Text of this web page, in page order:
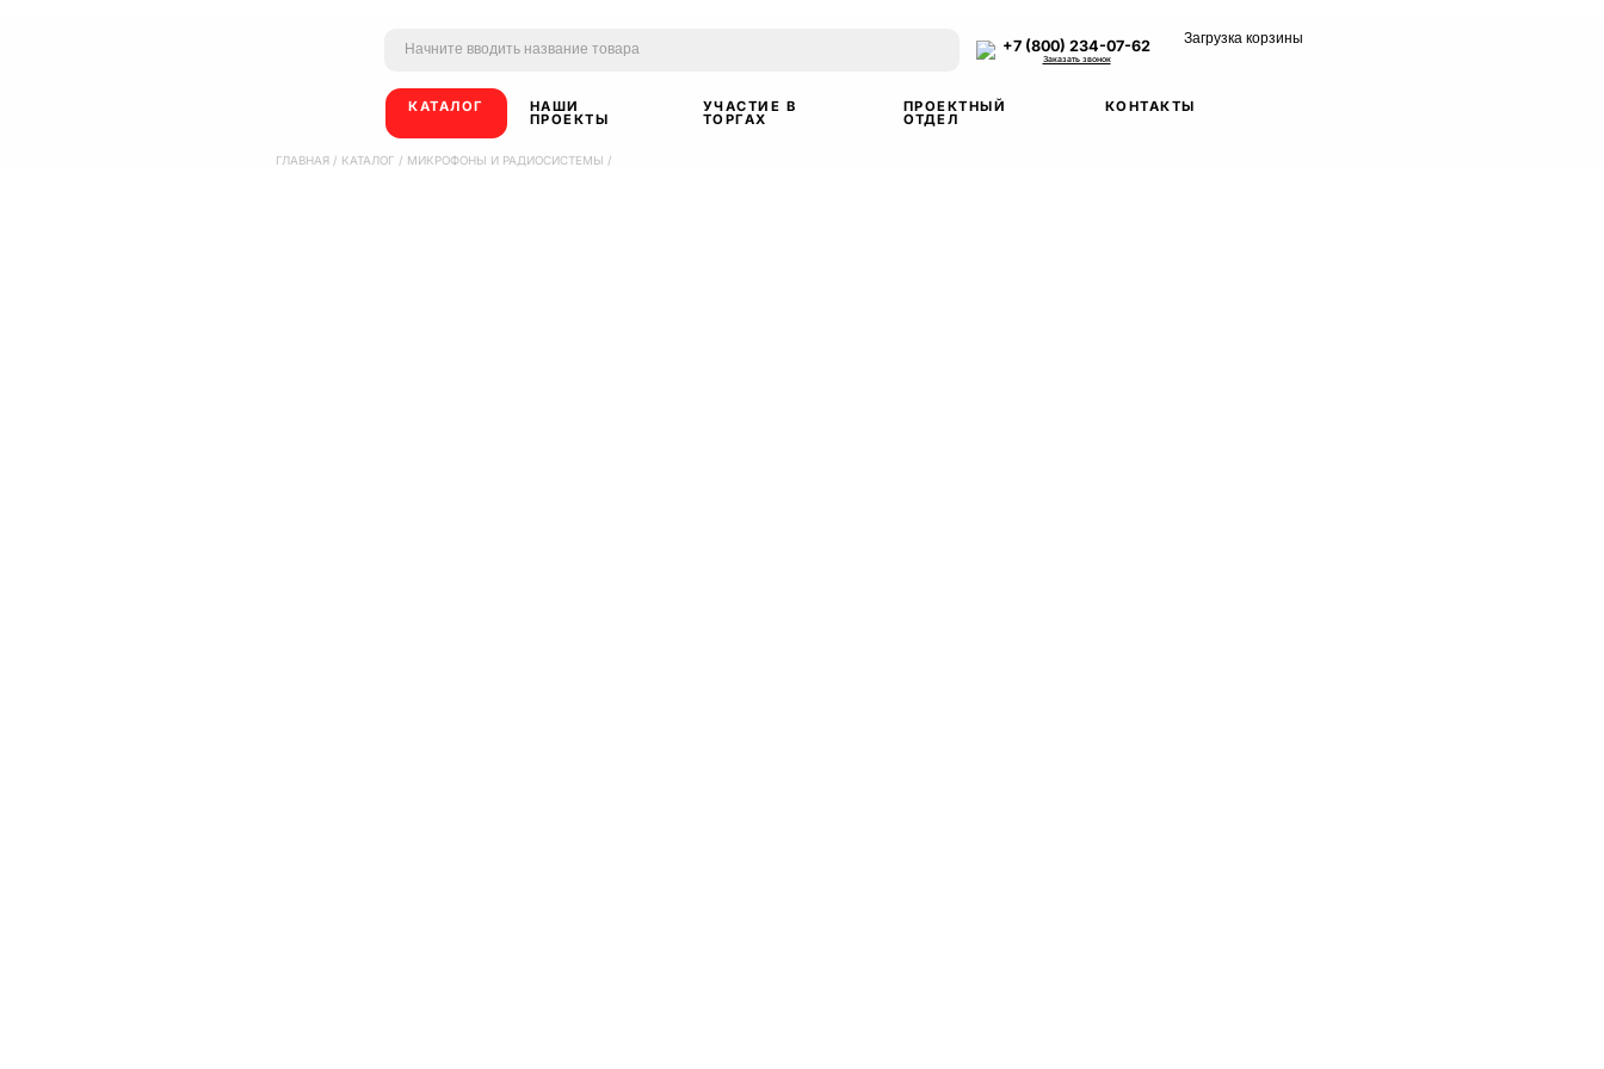
+7 (800) 234-07-62
Заказать звонок
Загрузка корзины
КАТАЛОГ НАШИ
ПРОЕКТЫ
УЧАСТИЕ В
ТОРГАХ
ПРОЕКТНЫЙ
ОТДЕЛ
КОНТАКТЫ
ГЛАВНАЯ / КАТАЛОГ / МИКРОФОНЫ И РАДИОСИСТЕМЫ /